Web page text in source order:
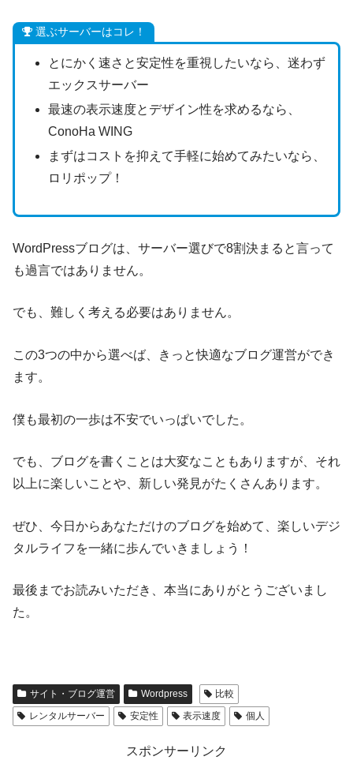
選ぶサーバーはコレ！
とにかく速さと安定性を重視したいなら、迷わず
エックスサーバー
最速の表示速度とデザイン性を求めるなら、
ConoHa WING
まずはコストを抑えて手軽に始めてみたいなら、
ロリポップ！
WordPressブログは、サーバー選びで8割決まると言って
も過言ではありません。
でも、難しく考える必要はありません。
この3つの中から選べば、きっと快適なブログ運営ができ
ます。
僕も最初の一歩は不安でいっぱいでした。
でも、ブログを書くことは大変なこともありますが、それ
以上に楽しいことや、新しい発見がたくさんあります。
ぜひ、今日からあなただけのブログを始めて、楽しいデジ
タルライフを一緒に歩んでいきましょう！
最後までお読みいただき、本当にありがとうございまし
た。
サイト・ブログ運営 Wordpress
比較
レンタルサーバー
安定性 表示速度 個人
スポンサーリンク